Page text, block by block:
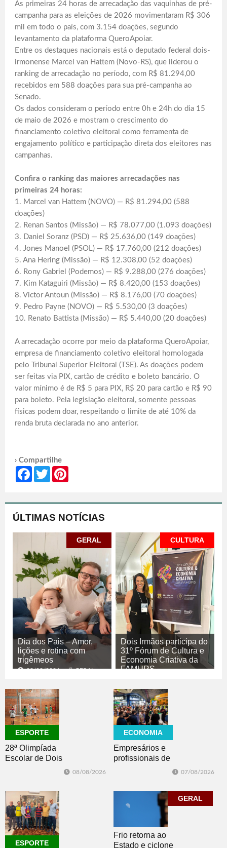
As primeiras 24 horas de arrecadação das vaquinhas de pré-
campanha para as eleições de 2026 movimentaram R$ 306
mil em todo o país, com 3.154 doações, segundo
levantamento da plataforma QueroApoiar.
Entre os destaques nacionais está o deputado federal dois-
irmonense Marcel van Hattem (Novo-RS), que liderou o
ranking de arrecadação no período, com R$ 81.294,00
recebidos em 588 doações para sua pré-campanha ao
Senado.
Os dados consideram o período entre 0h e 24h do dia 15
de maio de 2026 e mostram o crescimento do
financiamento coletivo eleitoral como ferramenta de
engajamento político e participação direta dos eleitores nas
campanhas.
Confira o ranking das maiores arrecadações nas
primeiras 24 horas:
1. Marcel van Hattem (NOVO) — R$ 81.294,00 (588
doações)
2. Renan Santos (Missão) — R$ 78.077,00 (1.093 doações)
3. Daniel Soranz (PSD) — R$ 25.636,00 (149 doações)
4. Jones Manoel (PSOL) — R$ 17.760,00 (212 doações)
5. Ana Hering (Missão) — R$ 12.308,00 (52 doações)
6. Rony Gabriel (Podemos) — R$ 9.288,00 (276 doações)
7. Kim Kataguiri (Missão) — R$ 8.420,00 (153 doações)
8. Victor Antoun (Missão) — R$ 8.176,00 (70 doações)
9. Pedro Payne (NOVO) — R$ 5.530,00 (3 doações)
10. Renato Battista (Missão) — R$ 5.440,00 (20 doações)
A arrecadação ocorre por meio da plataforma QueroApoiar,
empresa de financiamento coletivo eleitoral homologada
pelo Tribunal Superior Eleitoral (TSE). As doações podem
ser feitas via PIX, cartão de crédito e boleto bancário. O
valor mínimo é de R$ 5 para PIX, R$ 20 para cartão e R$ 90
para boleto. Pela legislação eleitoral, somente pessoas
físicas podem doar, respeitando o limite de até 10% da
renda bruta declarada no ano anterior.
› Compartilhe
FacebookTwitter
ÚLTIMAS NOTÍCIAS
GERAL
Dia dos Pais – Amor,
lições e rotina com
trigêmeos
08/08/2026 GERAL
CULTURA
Dois Irmãos participa do
31º Fórum de Cultura e
Economia Criativa da
FAMURS
CULTURA
ESPORTE
28ª Olimpíada
Escolar de Dois
08/08/2026
ECONOMIA
Empresários e
profissionais de
07/08/2026
ESPORTE
GERAL
Frio retorna ao
Estado e ciclone